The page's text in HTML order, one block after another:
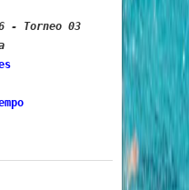
- Torneo 03